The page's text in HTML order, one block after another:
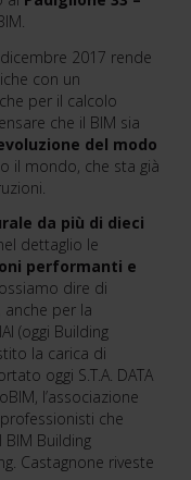
2017 rende
con un
per il calcolo
che il BIM sia
del modo
il mondo, che sta già
da più di dieci
dettaglio le
performanti e
dire di
per la
(oggi Building
la carica di
oggi S.T.A. DATA
l’associazione
che
Building
Castagnone riveste